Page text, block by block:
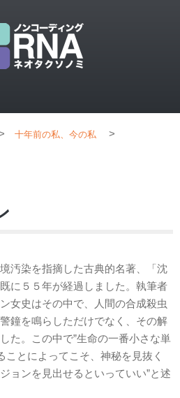
十年前の私、今の私
>
汚染を指摘した古典的名著、「沈
に５５年が経過しました。執筆者
女史はその中で、人間の合成殺虫
鐘を鳴らしただけでなく、その解
た。この中で”生命の一番小さな単
とによってこそ、神秘を見抜く
ョンを見出せるといっていい”と述